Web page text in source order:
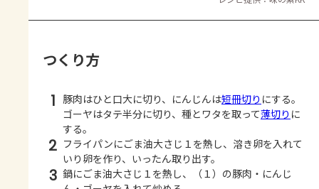
つくり方
1 豚肉はひと口大に切り、にんじんは短冊切り にする。
ゴーヤはタテ半分に切り、種とワタを取って薄切り に
する。
2 フライパンにごま油大さじ１を熱し、溶き卵を入れて
いり卵を作り、いったん取り出す。
3 鍋にごま油大さじ１を熱し、（１）の豚肉・にんじ